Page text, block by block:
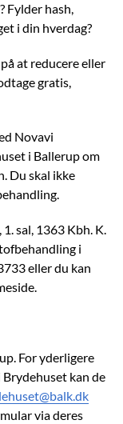
Fylder hash,
i din hverdag?
at reducere eller
gratis,
Novavi
i Ballerup om
Du skal ikke
sal, 1363 Kbh. K.
i
eller du kan
For yderligere
kan de
via deres